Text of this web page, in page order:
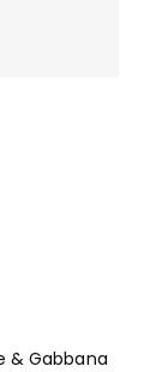
& Gabbana